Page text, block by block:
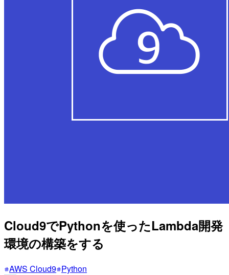
Cloud9でPythonを使ったLambda開発
環境の構築をする
AWS Cloud9 Python